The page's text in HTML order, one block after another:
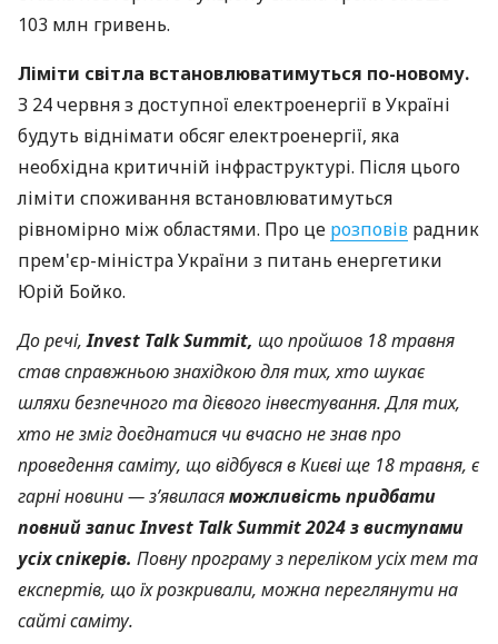
103 млн гривень.
Ліміти світла встановлюватимуться по-новому.
З 24 червня з доступної електроенергії в Україні
будуть віднімати обсяг електроенергії, яка
необхідна критичній інфраструктурі. Після цього
ліміти споживання встановлюватимуться
рівномірно між областями. Про це розповів радник
прем'єр-міністра України з питань енергетики
Юрій Бойко.
До речі,Invest Talk Summit, що пройшов 18 травня
став справжньою знахідкою для тих, хто шукає
шляхи безпечного та дієвого інвестування. Для тих,
хто не зміг доєднатися чи вчасно не знав про
проведення саміту, що відбувся в Києві ще 18 травня, є
гарні новини — з’явиласяможливість придбати
повний запис Invest Talk Summit 2024 з виступами
усіх спікерів. Повну програму з переліком усіх тем та
експертів, що їх розкривали, можна переглянути на
сайті саміту.